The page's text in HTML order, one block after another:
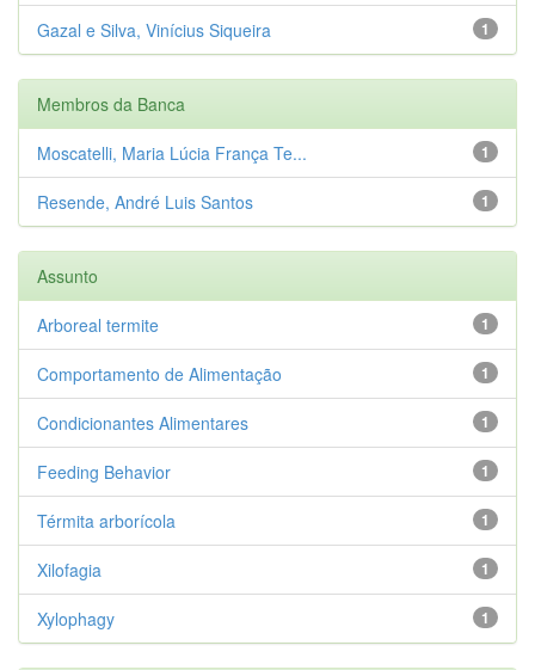
1
Gazal e Silva, Vinícius Siqueira
Membros da Banca
1
Moscatelli, Maria Lúcia França Te...
1
Resende, André Luis Santos
Assunto
1
Arboreal termite
1
Comportamento de Alimentação
1
Condicionantes Alimentares
1
Feeding Behavior
1
Térmita arborícola
1
Xilofagia
1
Xylophagy